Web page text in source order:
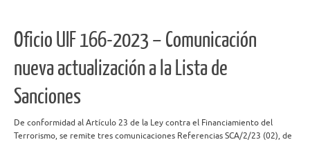
Oficio UIF 166-2023 – Comunicación
nueva actualización a la Lista de
Sanciones
De conformidad al Artículo 23 de la Ley contra el Financiamiento del
Terrorismo, se remite tres comunicaciones Referencias SCA/2/23 (02), de